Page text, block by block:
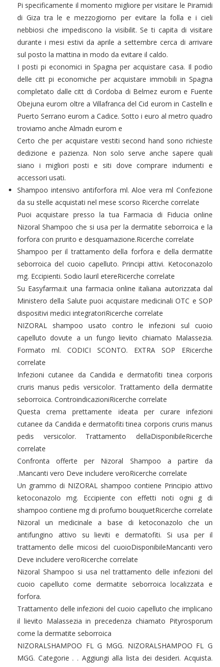
Pi specificamente il momento migliore per visitare le Piramidi
di Giza tra le e mezzogiorno per evitare la folla e i cieli
nebbiosi che impediscono la visibilit. Se ti capita di visitare
durante i mesi estivi da aprile a settembre cerca di arrivare
sul posto la mattina in modo da evitare il caldo.
I posti pi economici in Spagna per acquistare casa. Il podio
delle citt pi economiche per acquistare immobili in Spagna
completato dalle citt di Cordoba di Belmez eurom e Fuente
Obejuna eurom oltre a Villafranca del Cid eurom in Castelln e
Puerto Serrano eurom a Cadice. Sotto i euro al metro quadro
troviamo anche Almadn eurom e
Certo che per acquistare vestiti second hand sono richieste
dedizione e pazienza. Non solo serve anche sapere quali
siano i migliori posti e siti dove comprare indumenti e
accessori usati.
Shampoo intensivo antiforfora ml. Aloe vera ml Confezione
da su stelle acquistati nel mese scorso Ricerche correlate
Puoi acquistare presso la tua Farmacia di Fiducia online
Nizoral Shampoo che si usa per la dermatite seborroica e la
forfora con prurito e desquamazione.Ricerche correlate
Shampoo per il trattamento della forfora e della dermatite
seborroica del cuoio capelluto. Principi attivi. Ketoconazolo
mg. Eccipienti. Sodio lauril etereRicerche correlate
Su Easyfarma.it una farmacia online italiana autorizzata dal
Ministero della Salute puoi acquistare medicinali OTC e SOP
dispositivi medici integratoriRicerche correlate
NIZORAL shampoo usato contro le infezioni sul cuoio
capelluto dovute a un fungo lievito chiamato Malassezia.
Formato ml. CODICI SCONTO. EXTRA SOP ERicerche
correlate
Infezioni cutanee da Candida e dermatofiti tinea corporis
cruris manus pedis versicolor. Trattamento della dermatite
seborroica. ControindicazioniRicerche correlate
Questa crema prettamente ideata per curare infezioni
cutanee da Candida e dermatofiti tinea corporis cruris manus
pedis versicolor. Trattamento dellaDisponibileRicerche
correlate
Confronta offerte per Nizoral Shampoo a partire da
.Mancanti vero Deve includere veroRicerche correlate
Un grammo di NIZORAL shampoo contiene Principio attivo
ketoconazolo mg. Eccipiente con effetti noti ogni g di
shampoo contiene mg di profumo bouquetRicerche correlate
Nizoral un medicinale a base di ketoconazolo che un
antifungino attivo su lieviti e dermatofiti. Si usa per il
trattamento delle micosi del cuoioDisponibileMancanti vero
Deve includere veroRicerche correlate
Nizoral Shampoo si usa nel trattamento delle infezioni del
cuoio capelluto come dermatite seborroica localizzata e
forfora.
Trattamento delle infezioni del cuoio capelluto che implicano
il lievito Malassezia in precedenza chiamato Pityrosporum
come la dermatite seborroica
NIZORALSHAMPOO FL G MGG. NIZORALSHAMPOO FL G
MGG. Categorie . . Aggiungi alla lista dei desideri. Acquista.